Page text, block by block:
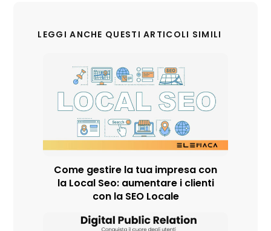
LEGGI ANCHE QUESTI ARTICOLI SIMILI
Come gestire la tua impresa con
la Local Seo: aumentare i clienti
con la SEO Locale